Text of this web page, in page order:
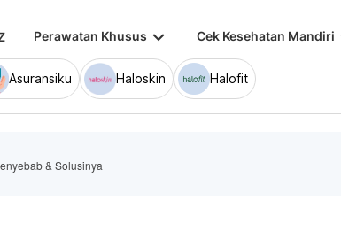
Perawatan Khusus keyboard_arrow_down Cek Kesehatan Mandiri
Asuransiku Haloskin Halofit
& Solusinya